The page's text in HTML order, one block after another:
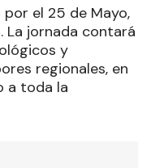
el 25 de Mayo,
La jornada contará
y
regionales, en
a toda la